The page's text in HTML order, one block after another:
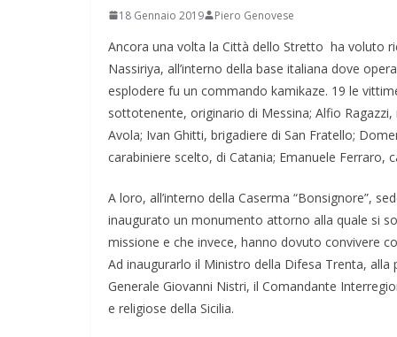
18 Gennaio 2019 Piero Genovese
Ancora una volta la Città dello Stretto ha voluto
Nassiriya, all’interno della base italiana dove
esplodere fu un commando kamikaze. 19 le
sottotenente, originario di Messina; Alfio
Avola; Ivan Ghitti, brigadiere di San Fratello;
carabiniere scelto, di Catania; Emanuele Ferraro,
A loro, all’interno della Caserma “Bonsignore”,
inaugurato un monumento attorno alla quale si
missione e che invece, hanno dovuto convivere
Ad inaugurarlo il Ministro della Difesa Trenta, alla
Generale Giovanni Nistri, il Comandante
e religiose della Sicilia.